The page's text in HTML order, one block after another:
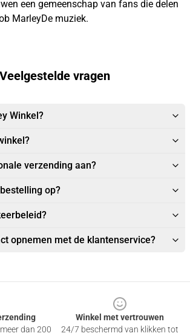
een gemeenschap van fans die delen
MarleyDe muziek.
Veelgestelde vragen
Winkel?
verzending aan?
op?
opnemen met de klantenservice?
dan 200
Winkel met vertrouwen
24/7 beschermd van klikken tot